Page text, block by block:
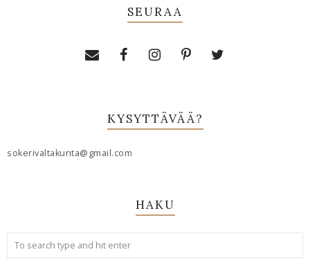
SEURAA
KYSYTTÄVÄÄ?
sokerivaltakunta@gmail.com
HAKU